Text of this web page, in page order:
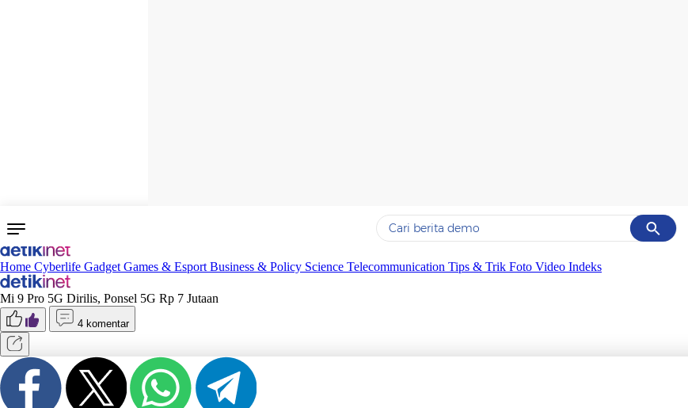
Cancel
Yang sedang ramai dicari
Home Cyberlife Gadget Games & Esport Business & Policy Science Telecommunication Tips & Trik Foto Video Indeks
Mi 9 Pro 5G Dirilis, Ponsel 5G Rp 7 Jutaan
4 komentar